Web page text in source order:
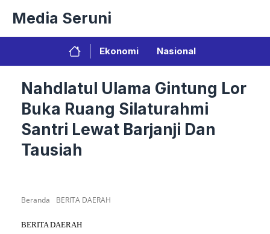
isi
Media Seruni
Ekonomi Nasional
Nahdlatul Ulama Gintung Lor
Buka Ruang Silaturahmi
Santri Lewat Barjanji Dan
Tausiah
Beranda BERITA DAERAH
BERITA DAERAH